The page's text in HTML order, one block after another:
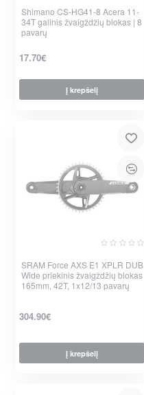
Shimano CS-HG41-8 Acera 11-
34T galinis žvaigždžių blokas | 8
pavarų
17.70€
Į krepšelį
Nauja
SRAM Force AXS E1 XPLR DUB
Wide priekinis žvaigždžių blokas
165mm, 42T, 1x12/13 pavarų
304.90€
Į krepšelį